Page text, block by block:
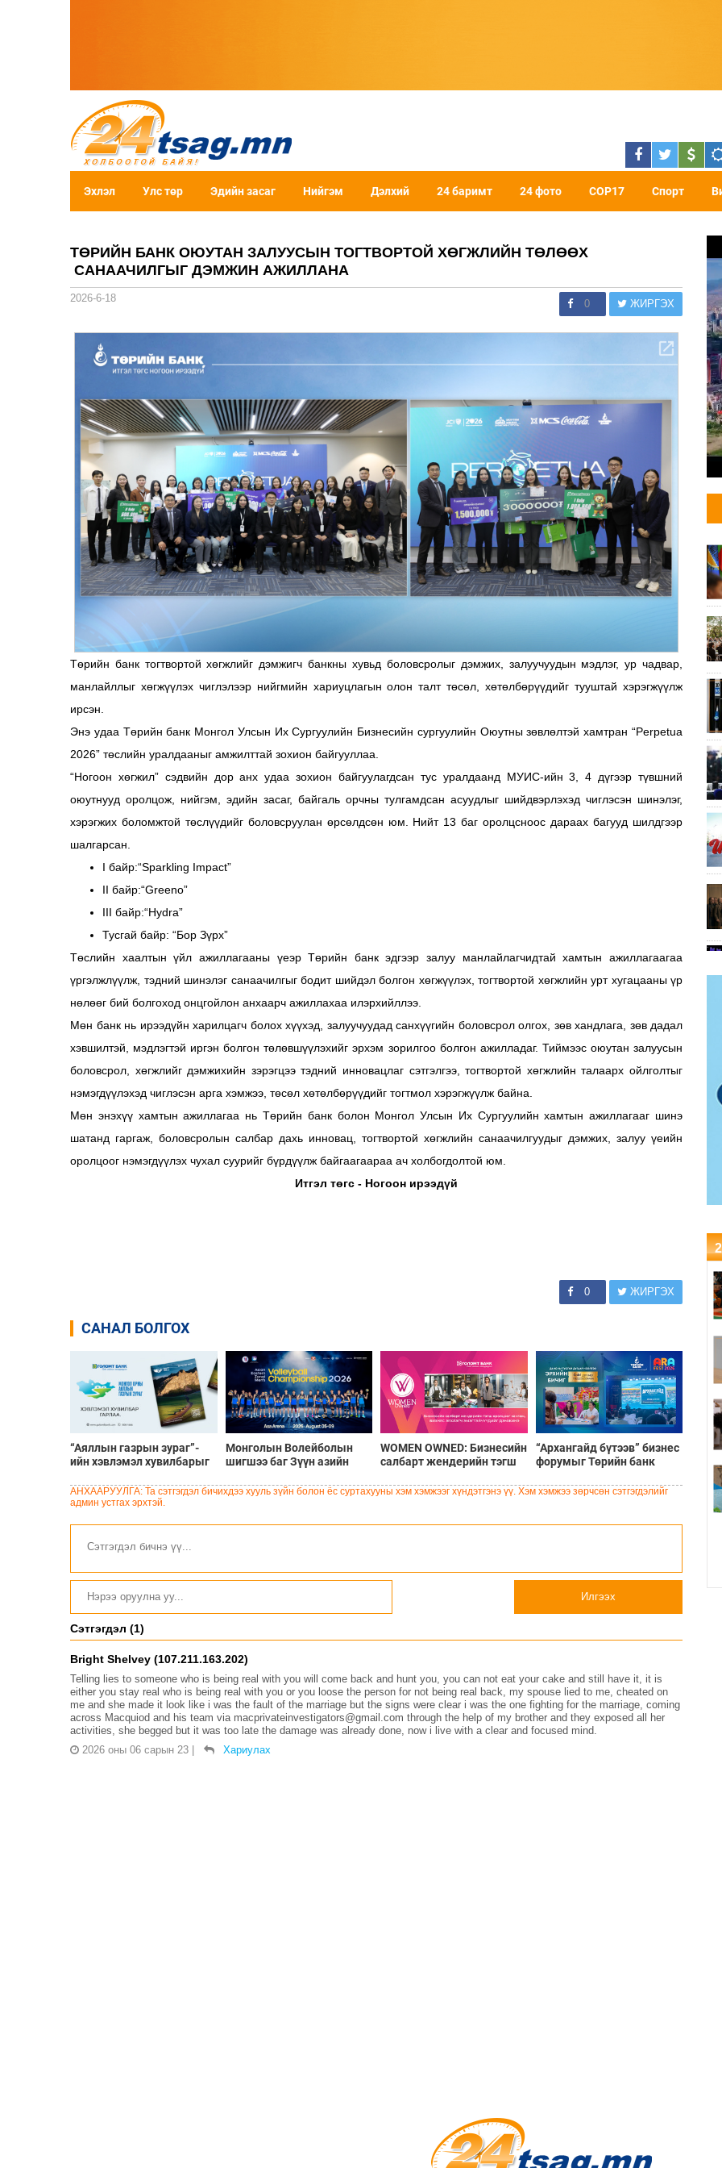
Эхлэл Улс төр Эдийн засаг Нийгэм Дэлхий 24 баримт 24 фото COP17 Спорт
ТӨРИЙН БАНК ОЮУТАН ЗАЛУУСЫН ТОГТВОРТОЙ ХӨГЖЛИЙН ТӨЛӨӨХ
САНААЧИЛГЫГ ДЭМЖИН АЖИЛЛАНА
2026-6-18 0 ЖИРГЭХ
Төрийн банк тогтвортой хөгжлийг дэмжигч банкны хувьд боловсролыг дэмжих, залуучуудын мэдлэг, ур чадвар,
манлайллыг хөгжүүлэх чиглэлээр нийгмийн хариуцлагын олон талт төсөл, хөтөлбөрүүдийг тууштай хэрэгжүүлж
ирсэн.
Энэ удаа Төрийн банк Монгол Улсын Их Сургуулийн Бизнесийн сургуулийн Оюутны зөвлөлтэй хамтран “Perpetua
2026” төслийн уралдааныг амжилттай зохион байгууллаа.
“Ногоон хөгжил” сэдвийн дор анх удаа зохион байгуулагдсан тус уралдаанд МУИС-ийн 3, 4 дүгээр түвшний
оюутнууд оролцож, нийгэм, эдийн засаг, байгаль орчны тулгамдсан асуудлыг шийдвэрлэхэд чиглэсэн шинэлэг,
хэрэгжих боломжтой төслүүдийг боловсруулан өрсөлдсөн юм. Нийт 13 баг оролцсноос дараах багууд шилдгээр
шалгарсан.
I байр:“Sparkling Impact”
II байр:“Greeno”
III байр:“Hydra”
Тусгай байр: “Бор Зүрх”
Төслийн хаалтын үйл ажиллагааны үеэр Төрийн банк эдгээр залуу манлайлагчидтай хамтын ажиллагаагаа
үргэлжлүүлж, тэдний шинэлэг санаачилгыг бодит шийдэл болгон хөгжүүлэх, тогтвортой хөгжлийн урт хугацааны үр
нөлөөг бий болгоход онцгойлон анхаарч ажиллахаа илэрхийллээ.
Мөн банк нь ирээдүйн харилцагч болох хүүхэд, залуучуудад санхүүгийн боловсрол олгох, зөв хандлага, зөв дадал
хэвшилтэй, мэдлэгтэй иргэн болгон төлөвшүүлэхийг эрхэм зорилгоо болгон ажилладаг. Тиймээс оюутан залуусын
боловсрол, хөгжлийг дэмжихийн зэрэгцээ тэдний инновацлаг сэтгэлгээ, тогтвортой хөгжлийн талаарх ойлголтыг
нэмэгдүүлэхэд чиглэсэн арга хэмжээ, төсөл хөтөлбөрүүдийг тогтмол хэрэгжүүлж байна.
Мөн энэхүү хамтын ажиллагаа нь Төрийн банк болон Монгол Улсын Их Сургуулийн хамтын ажиллагааг шинэ
шатанд гаргаж, боловсролын салбар дахь инновац, тогтвортой хөгжлийн санаачилгуудыг дэмжих, залуу үеийн
оролцоог нэмэгдүүлэх чухал суурийг бүрдүүлж байгаагаараа ач холбогдолтой юм.
Итгэл төгс - Ногоон ирээдүй
0 ЖИРГЭХ
САНАЛ БОЛГОХ
“Аяллын газрын зураг”-
ийн хэвлэмэл хувилбарыг
үнэ төлбөргүй авах
боломжтой
Монголын Волейболын
шигшээ баг Зүүн азийн
9-нд эх орондоо өрсөлдөнө
WOMEN OWNED: Бизнесийн
салбарт жендерийн тэгш
эрхлэгч эмэгтэйчүүдийг
“Архангайд бүтээв” бизнес
форумыг Төрийн банк
АНХААРУУЛГА: Та сэтгэгдэл бичихдээ хууль зүйн болон ёс суртахууны хэм хэмжээг хүндэтгэнэ үү. Хэм хэмжээ зөрчсөн сэтгэгдэлийг
админ устгах эрхтэй.
Илгээх
Сэтгэгдэл (1)
Bright Shelvey (107.211.163.202)
Telling lies to someone who is being real with you will come back and hunt you, you can not eat your cake and still have it, it is
either you stay real who is being real with you or you loose the person for not being real back, my spouse lied to me, cheated on
me and she made it look like i was the fault of the marriage but the signs were clear i was the one fighting for the marriage, coming
across Macquiod and his team via macprivateinvestigators@gmail.com through the help of my brother and they exposed all her
activities, she begged but it was too late the damage was already done, now i live with a clear and focused mind.
2026 оны 06 сарын 23
Хариулах